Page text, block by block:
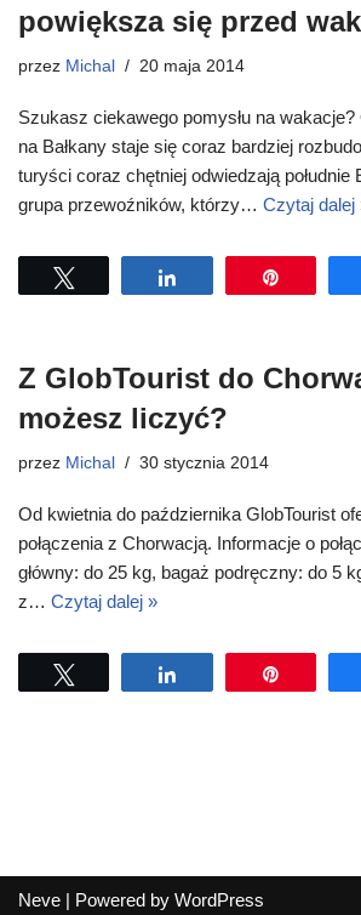
powiększa się przed
przez Michal 20 maja 2014
Szukasz ciekawego pomysłu na
na Bałkany staje się coraz bardziej
turyści coraz chętniej odwiedzają południe
grupa przewoźników, którzy… Czytaj dalej
Udostępnij
Z GlobTourist do
możesz liczyć?
przez Michal 30 stycznia 2014
Od kwietnia do października GlobTourist
połączenia z Chorwacją. Informacje o
główny: do 25 kg, bagaż podręczny: do 5
z… Czytaj dalej »
Udostępnij
Neve | Powered by WordPress